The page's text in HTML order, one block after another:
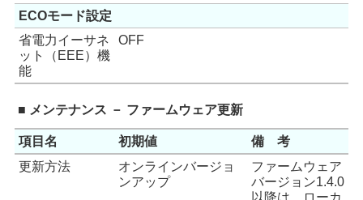
ECOモード設定
省電力イーサネ
ット（EEE）機
能
OFF
■ メンテナンス － ファームウェア更新
項目名 初期値
備 考
更新方法
オンラインバージョ
ンアップ
ファームウェア
バージョン1.4.0